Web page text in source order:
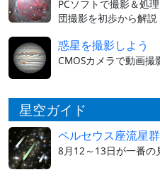
PCソフトで撮影＆処
団撮影を初歩から解説
惑星を撮影しよう
CMOSカメラで動画
星空ガイド
ペルセウス座流星群
8月12～13日が一番の